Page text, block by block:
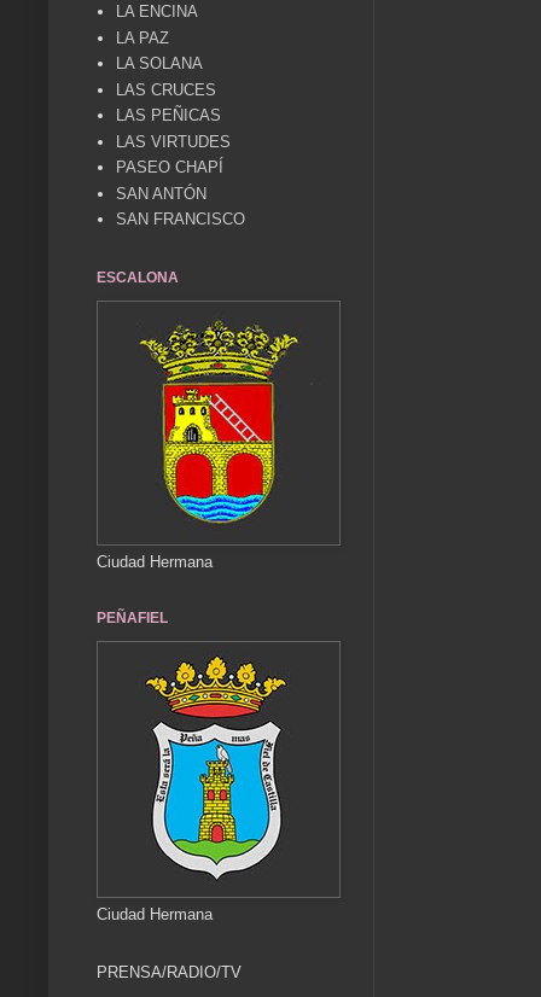
LA ENCINA
LA PAZ
LA SOLANA
LAS CRUCES
LAS PEÑICAS
LAS VIRTUDES
PASEO CHAPÍ
SAN ANTÓN
SAN FRANCISCO
ESCALONA
Ciudad Hermana
PEÑAFIEL
Ciudad Hermana
PRENSA/RADIO/TV